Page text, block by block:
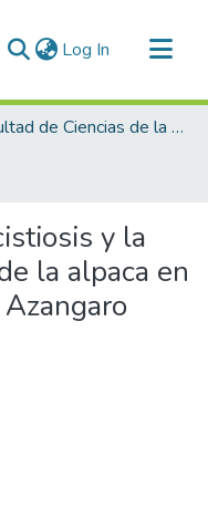
Log In (current)
Facultad de Ciencias de la Salud
y la
la alpaca en